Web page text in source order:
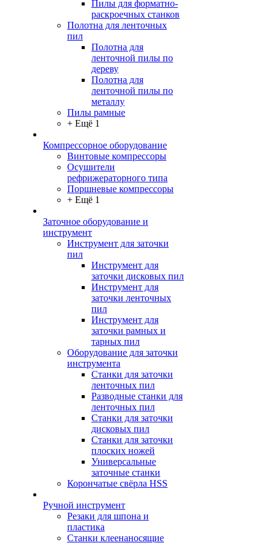
Пилы для форматно-
раскроечных станков
Полотна для ленточных
пил
Полотна для
ленточной пилы по
дереву
Полотна для
ленточной пилы по
металлу
Пилы рамные
+ Ещё 1
Компрессорное оборудование
Винтовые компрессоры
Осушители
рефрижераторного типа
Поршневые компрессоры
+ Ещё 1
Заточное оборудование и
инструмент
Инструмент для заточки
пил
Инструмент для
заточки дисковых пил
Инструмент для
заточки ленточных
пил
Инструмент для
заточки рамных и
тарных пил
Оборудование для заточки
инструмента
Станки для заточки
ленточных пил
Разводные станки для
ленточных пил
Станки для заточки
дисковых пил
Станки для заточки
плоских ножей
Универсальные
заточные станки
Корончатые свёрла HSS
Ручной инструмент
Резаки для шпона и
пластика
Станки клеенаносящие